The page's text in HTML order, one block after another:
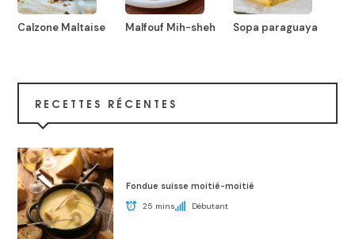
Calzone Maltaise Malfouf Mih-sheh Sopa paraguaya
RECETTES RÉCENTES
Fondue suisse moitié-moitié
25 mins Débutant